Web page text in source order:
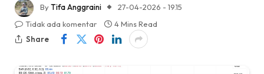
ByTifa Anggraini
27-04-2026 - 19.15
Tidak ada komentar
4 Mins Read
Share